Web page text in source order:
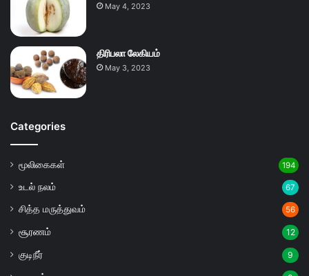
May 4, 2023
திரிபலா லேகியம்
May 3, 2023
Categories
மூலிகைகள் 194
உடல் நலம் 67
சித்த மருத்துவம் 56
சூரணம் 12
குடிநீர் 9